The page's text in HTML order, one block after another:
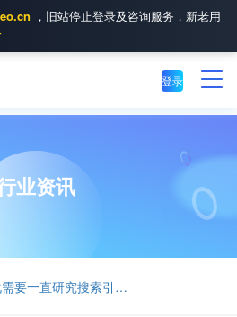
，旧站停止登录及咨询服务，新老用
登录
业资讯
做SEO优化需要一直研究搜索引擎算法吗？